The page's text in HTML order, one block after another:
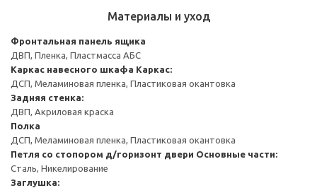
Материалы и уход
Фронтальная панель ящика
ДВП, Пленка, Пластмасса АБС
Каркас навесного шкафа Каркас:
ДСП, Меламиновая пленка, Пластиковая окантовка
Задняя стенка:
ДВП, Акриловая краска
Полка
ДСП, Меламиновая пленка, Пластиковая окантовка
Петля со стопором д/горизонт двери Основные части:
Сталь, Никелирование
Заглушка: